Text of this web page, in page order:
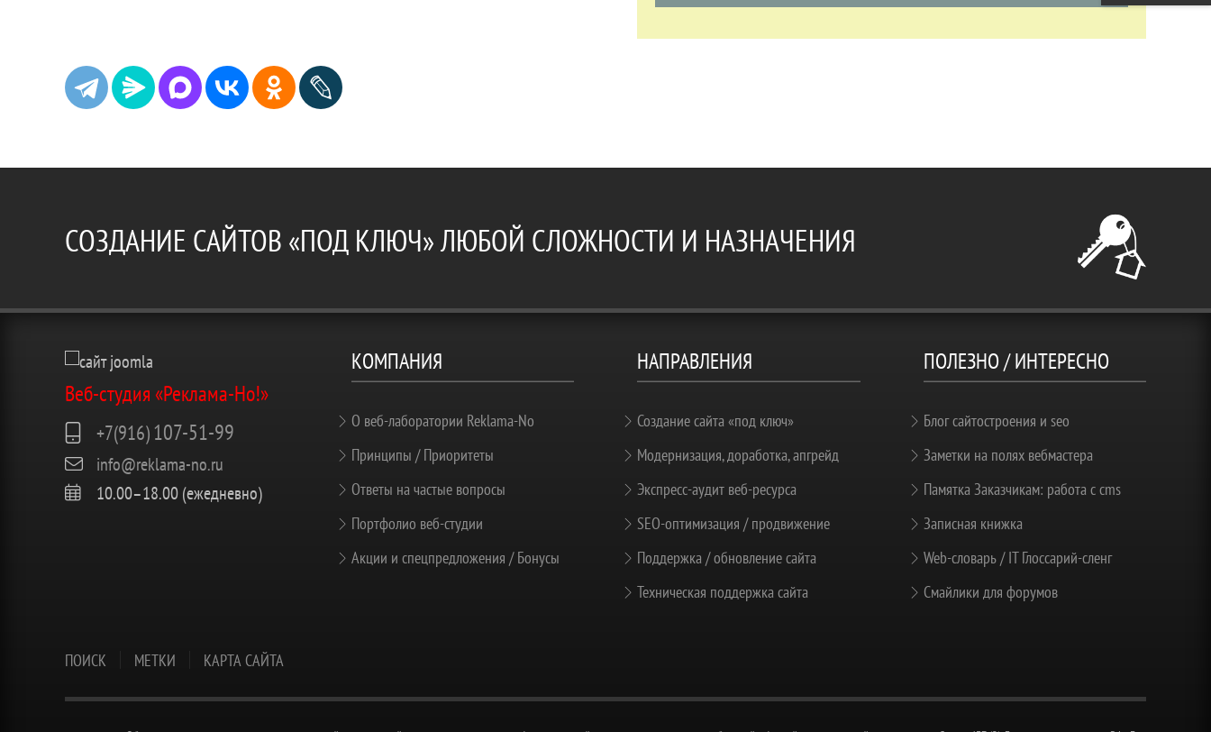
СОЗДАНИЕ САЙТОВ «ПОД КЛЮЧ» ЛЮБОЙ СЛОЖНОСТИ И НАЗНАЧЕНИЯ
Веб-студия «Реклама-Но!»
+7(916) 107-51-99
info@reklama-no.ru
10.00–18.00 (ежедневно)
КОМПАНИЯ
О веб-лаборатории Reklama-No
Принципы / Приоритеты
Ответы на частые вопросы
Портфолио веб-студии
Акции и спецпредложения / Бонусы
НАПРАВЛЕНИЯ
Создание сайта «под ключ»
Модернизация, доработка, апгрейд
Экспресс-аудит веб-ресурса
SEO-оптимизация / продвижение
Поддержка / обновление сайта
Техническая поддержка сайта
ПОЛЕЗНО / ИНТЕРЕСНО
Блог сайтостроения и seo
Заметки на полях вебмастера
Памятка Заказчикам: работа с cms
Записная книжка
Web-словарь / IT Глоссарий-сленг
Смайлики для форумов
ПОИСК МЕТКИ КАРТА САЙТА